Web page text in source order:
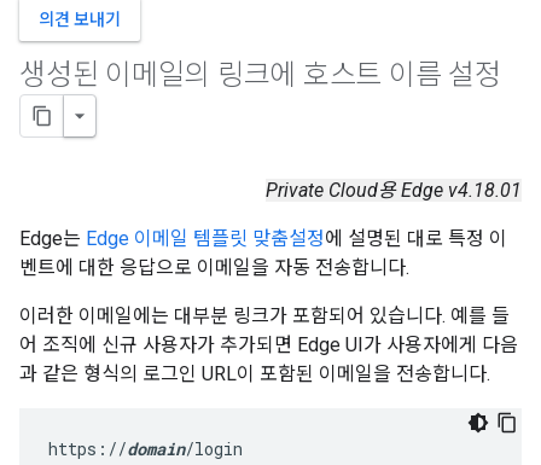
의견 보내기
생성된 이메일의 링크에 호스트 이름 설정
Private Cloud용 Edge v4.18.01
Edge는 Edge 이메일 템플릿 맞춤설정에 설명된 대로 특정 이
벤트에 대한 응답으로 이메일을 자동 전송합니다.
이러한 이메일에는 대부분 링크가 포함되어 있습니다. 예를 들
어 조직에 신규 사용자가 추가되면 Edge UI가 사용자에게 다음
과 같은 형식의 로그인 URL이 포함된 이메일을 전송합니다.
https://domain/login